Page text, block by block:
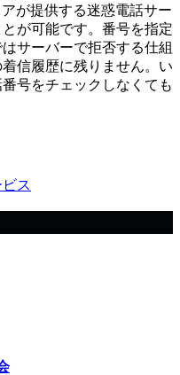
が提供する迷惑電話サー
が可能です。番号を指定
サーバーで拒否する仕組
信履歴に残りません。い
号をチェックしなくても
ス